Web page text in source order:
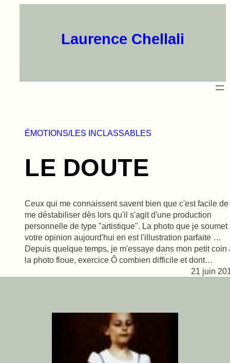
Laurence Chellali
ÉMOTIONS/LES INCLASSABLES
LE DOUTE
Ceux qui me connaissent savent bien que c'est facile de
me déstabiliser dès lors qu'il s'agit d'une production
personnelle de type "artistique". La photo que je soumet
votre opinion aujourd'hui en est l'illustration parfaite …
Depuis quelque temps, je m'essaye dans mon petit coin
la photo floue, exercice Ô combien difficile et dont…
21 juin